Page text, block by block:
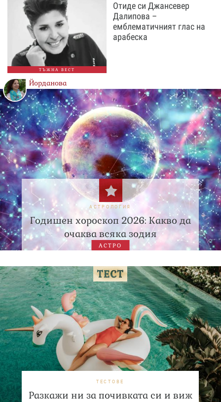
ТЪЖНА ВЕСТ
Отиде си Джансевер
Далипова –
емблематичният глас на
арабеска
Йорданова
АСТРОЛОГИЯ
Годишен хороскоп 2026: Какво да
очаква всяка зодия
АСТРО
ТЕСТОВЕ
Разкажи ни за почивката си и виж